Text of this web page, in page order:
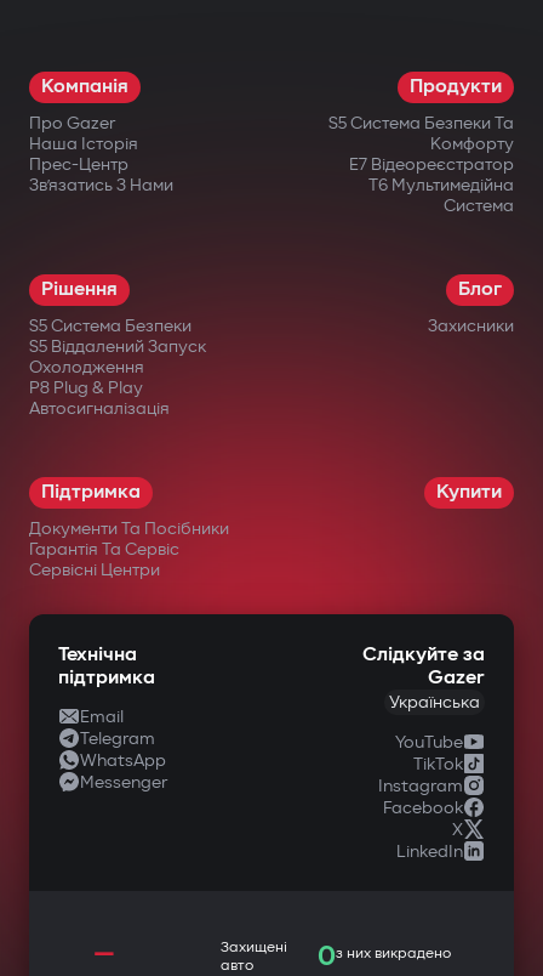
Компанія
Про Gazer
Наша Історія
Прес-Центр
Зв’язатись З Нами
Продукти
S5 Система Безпеки Та
Комфорту
E7 Відеореєстратор
T6 Мультимедійна
Система
Рішення
S5 Система Безпеки
S5 Віддалений Запуск
Охолодження
P8 Plug & Play
Автосигналізація
Блог
Захисники
Підтримка
Документи Та Посібники
Гарантія Та Сервіс
Сервісні Центри
Купити
Технічна
підтримка
Email
Telegram
WhatsApp
Messenger
Слідкуйте за
Gazer
Українська
YouTube
TikTok
Instagram
Facebook
X
LinkedIn
—
Захищені
авто
0з них викрадено